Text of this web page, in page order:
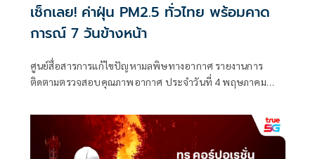
เช็กเลย! ค่าฝุ่น PM2.5 ทั่วไทย พร้อมคาด
การณ์ 7 วันข้างหน้า
ศูนย์สื่อสารการแก้ไขปัญหามลพิษทางอากาศ รายงานการ
ติดตามตรวจสอบคุณภาพอากาศ ประจำวันที่ 4 พฤษภาคม